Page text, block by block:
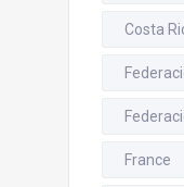
Costa
France